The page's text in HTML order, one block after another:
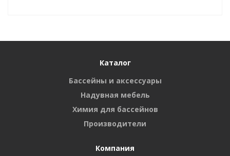
Каталог
Бассейны и аксессуары
Надувная мебель
Химия для бассейнов
Производители
Компания